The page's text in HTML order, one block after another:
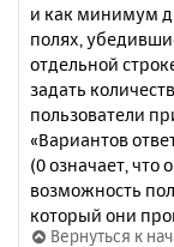
и как минимум
полях,
отдельной
задать
пользователи
«Вариантов
(0 означает, что
возможность
который они
Вернуться к